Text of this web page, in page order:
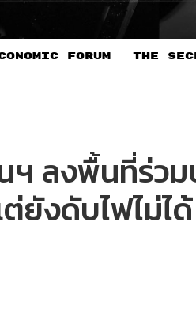
FORUM THE
ฯ ลงพื้นที่ร่ว
ยังดับไฟไม่ได้